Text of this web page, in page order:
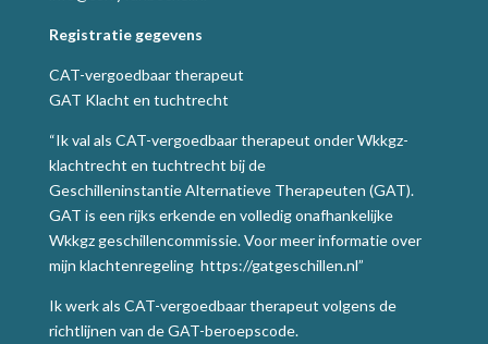
Registratie gegevens
CAT-vergoedbaar therapeut
GAT Klacht en tuchtrecht
“Ik val als CAT-vergoedbaar therapeut onder Wkkgz-
klachtrecht en tuchtrecht bij de
Geschilleninstantie Alternatieve Therapeuten (GAT).
GAT is een rijks erkende en volledig onafhankelijke
Wkkgz geschillencommissie. Voor meer informatie over
mijn klachtenregeling https://gatgeschillen.nl”
Ik werk als CAT-vergoedbaar therapeut volgens de
richtlijnen van de GAT-beroepscode.